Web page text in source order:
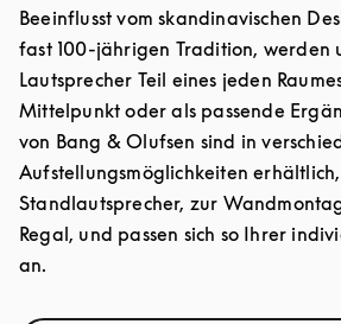
Beeinflusst vom skandinavischen
fast 100-jährigen Tradition, werden
Lautsprecher Teil eines jeden
Mittelpunkt oder als passende
von Bang & Olufsen sind in
Aufstellungsmöglichkeiten erhältlich,
Standlautsprecher, zur
Regal, und passen sich so Ihrer
an.